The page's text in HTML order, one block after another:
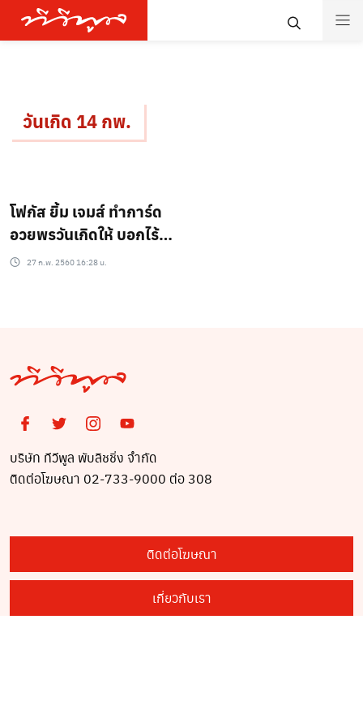
วันเกิด 14 กพ.
โฟกัส ยิ้ม เจมส์ ทำการ์ด
อวยพรวันเกิดให้ บอกไร้
เซอร์ไพรส์พิเศษ ฟุ้งธุรกิจ
27 ก.พ. 2560 16:28 น.
บริษัท ทีวีพูล พับลิชชิ่ง จำกัด
ติดต่อโฆษณา 02-733-9000 ต่อ 308
ติดต่อโฆษณา
เกี่ยวกับเรา